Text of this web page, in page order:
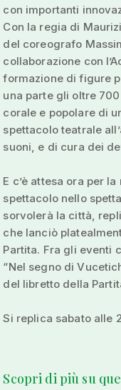
con importanti
Con la regia di
del coreografo
collaborazione con
formazione di figure
una parte gli oltre
corale e popolare di
spettacolo teatrale
suoni, e di cura dei
E c’è attesa ora per
spettacolo nello
sorvolerà la città,
che lanciò
Partita. Fra gli eventi
“Nel segno di
del libretto della
Si replica sabato alle
Scopri di più su